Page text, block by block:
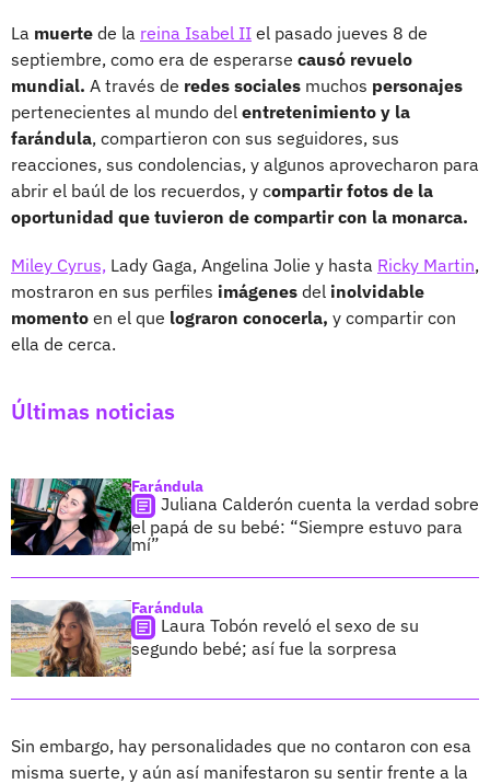
La muerte de la reina Isabel II el pasado jueves 8 de
septiembre, como era de esperarse causó revuelo
mundial. A través de redes sociales muchos personajes
pertenecientes al mundo del entretenimiento y la
farándula, compartieron con sus seguidores, sus
reacciones, sus condolencias, y algunos aprovecharon para
abrir el baúl de los recuerdos, y compartir fotos de la
oportunidad que tuvieron de compartir con la monarca.
Miley Cyrus, Lady Gaga, Angelina Jolie y hasta Ricky Martin,
mostraron en sus perfiles imágenes del inolvidable
momento en el que lograron conocerla, y compartir con
ella de cerca.
Últimas noticias
Farándula
Juliana Calderón cuenta la verdad sobre
el papá de su bebé: “Siempre estuvo para
mí”
Farándula
Laura Tobón reveló el sexo de su
segundo bebé; así fue la sorpresa
Sin embargo, hay personalidades que no contaron con esa
misma suerte, y aún así manifestaron su sentir frente a la